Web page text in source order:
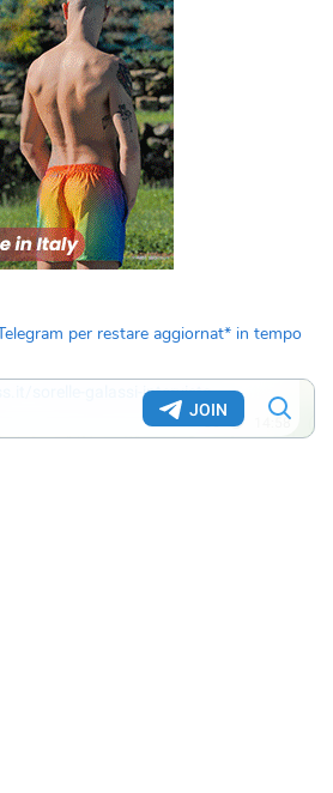
per restare aggiornat* in tempo